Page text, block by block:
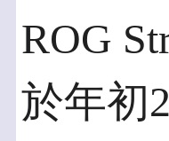
ROG
於年初